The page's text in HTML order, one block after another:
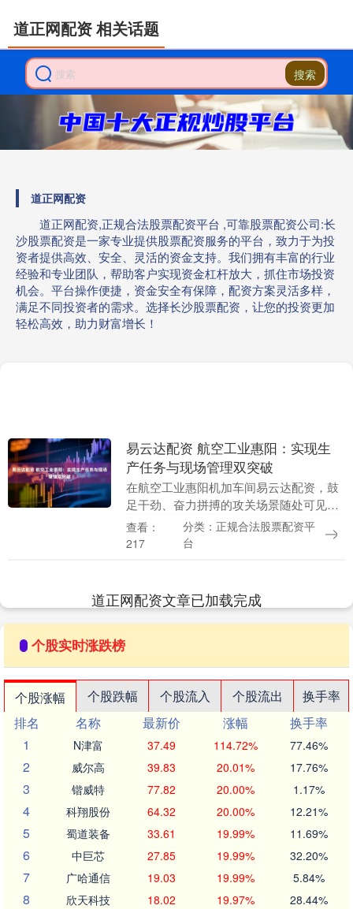
搜索
道正网配资
道正网配资,正规合法股票配资平台 ,可靠股票配资公司:长
沙股票配资是一家专业提供股票配资服务的平台，致力于为投
资者提供高效、安全、灵活的资金支持。我们拥有丰富的行业
经验和专业团队，帮助客户实现资金杠杆放大，抓住市场投资
机会。平台操作便捷，资金安全有保障，配资方案灵活多样，
满足不同投资者的需求。选择长沙股票配资，让您的投资更加
轻松高效，助力财富增长！
道正网配资 相关话题
易云达配资 航空工业惠阳：实现生
产任务与现场管理双突破
在航空工业惠阳机加车间易云达配资，鼓
足干劲、奋力拼搏的攻关场景随处可见。
车间上下拧成一股绳、劲往一处使，锚定
年度目标奋勇争先，以冲刺姿态向务期必
查看：
217
分类：正规合法股票配资平
台
道正网配资文章已加载完成
个股实时涨跌榜
个股涨幅 个股跌幅 个股流入 个股流出
换手率
排名
名称 最新价 涨幅
换手率
1
N津富 37.49 114.72% 77.46%
2 威尔高 39.83 20.01% 17.76%
3 锴威特 77.82 20.00% 1.17%
4 科翔股份 64.32 20.00% 12.21%
5 蜀道装备 33.61 19.99% 11.69%
6 中巨芯 27.85 19.99% 32.20%
7 广哈通信 19.03 19.99% 5.84%
8 欣天科技 18.02 19.97% 28.44%